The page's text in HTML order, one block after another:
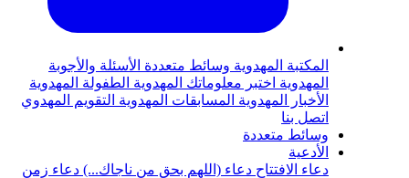
المكتبة المهدوية وسائط متعددة الأسئلة والأجوبة
المهدوية اختبر معلوماتك المهدوية الطفولة المهدوية
الأخبار المهدوية المسابقات المهدوية التقويم المهدوي
اتصل بنا
وسائط متعددة
الأدعية
دعاء الافتتاح دعاء (اللهم بحق من ناجاك...) دعاء زمن